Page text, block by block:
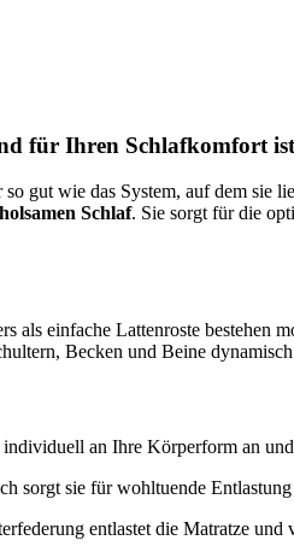
für Ihren Schlafkomfort ist
gut wie das System, auf dem sie
Schlaf. Sie sorgt für die
als einfache Lattenroste
Becken und Beine
an Ihre Körperform an
sorgt sie für wohltuende
entlastet die Matratze